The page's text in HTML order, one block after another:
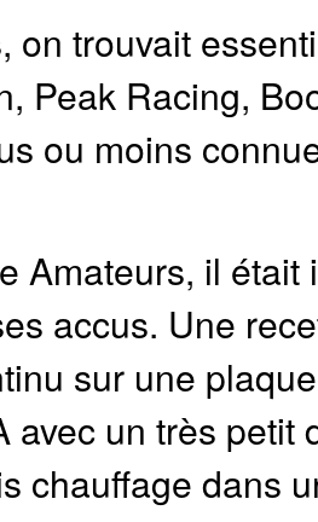
on trouvait
Peak Racing,
ou moins
Amateurs, il
accus. Une
sur une
avec un très petit
chauffage dans